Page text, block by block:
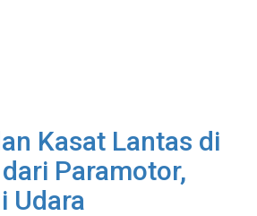
Kasat Lantas di
Paramotor,
Udara